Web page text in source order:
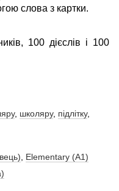
слова з картки.
100 дієслів і 100
, школяру, підлітку,
Elementary (A1)